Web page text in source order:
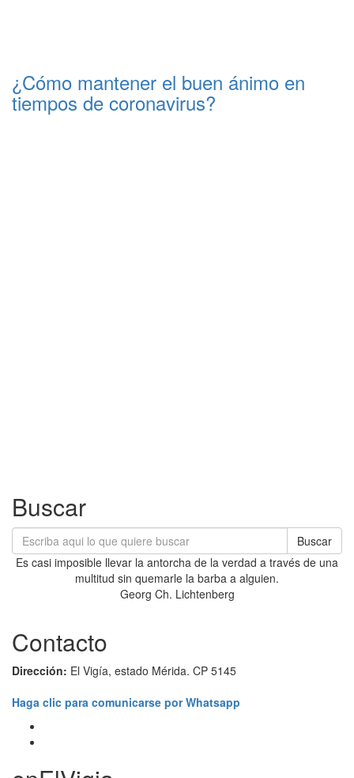
¿Cómo mantener el buen ánimo en
tiempos de coronavirus?
Buscar
Buscar
Es casi imposible llevar la antorcha de la verdad a través de una
multitud sin quemarle la barba a alguien.
Georg Ch. Lichtenberg
Contacto
Dirección: El Vigía, estado Mérida. CP 5145
Haga clic para comunicarse por Whatsapp